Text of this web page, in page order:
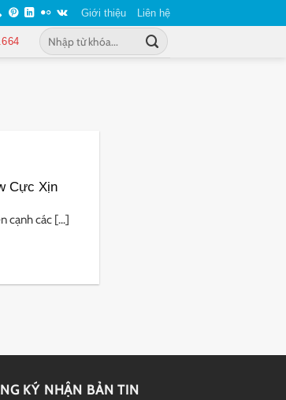
Giới thiệu Liên hệ
Cực Xịn
cạnh các [...]
KÝ NHẬN BẢN TIN